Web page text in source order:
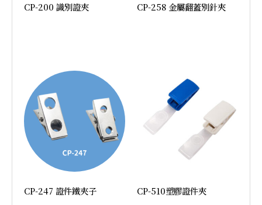
CP-200 識別證夾 CP-258 金屬翻蓋別針夾
CP-247 證件鐵夾子 CP-510塑膠證件夾